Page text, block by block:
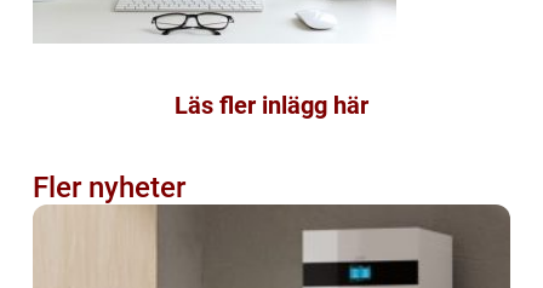
Läs fler inlägg här
Fler nyheter